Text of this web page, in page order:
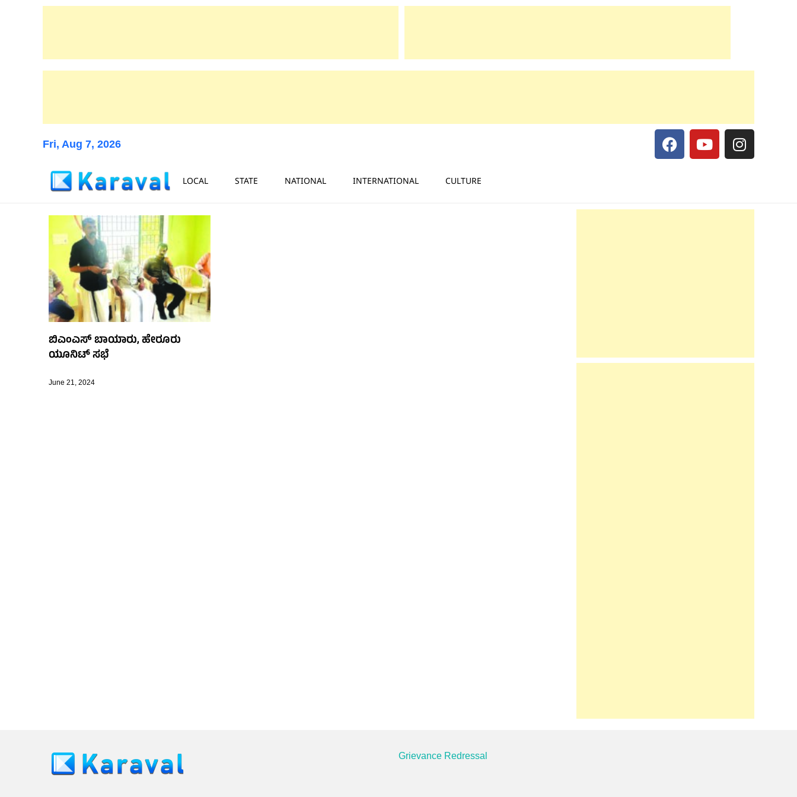
Fri, Aug 7, 2026
LOCAL STATE NATIONAL INTERNATIONAL CULTURE
ಬಿಎಂಎಸ್ ಬಾಯಾರು, ಹೇರೂರು
ಯೂನಿಟ್ ಸಭೆ
June 21, 2024
Grievance Redressal